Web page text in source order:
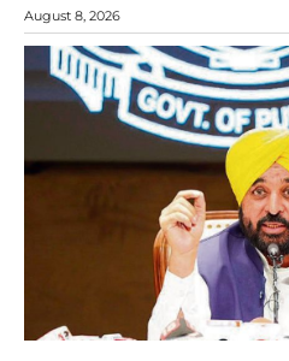
August 8, 2026